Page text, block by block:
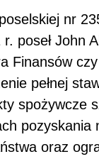
nr
poseł John
Finansów
pełnej
spożywcze
pozyskania
oraz